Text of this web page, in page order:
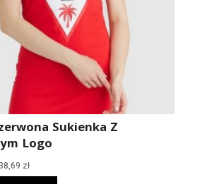
Sukienka Z
Logo
złAktualna
cena